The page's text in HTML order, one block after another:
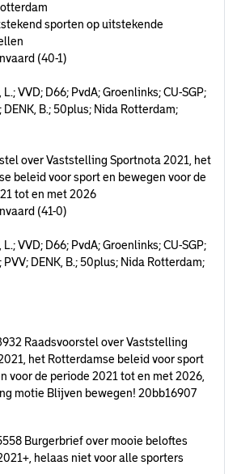
sporten op uitstekende
(40-1)
VVD; D66; PvdA; Groenlinks; CU-SGP;
DENK, B.; 50plus; Nida Rotterdam;
over Vaststelling Sportnota 2021, het
beleid voor sport en bewegen voor de
tot en met 2026
(41-0)
VVD; D66; PvdA; Groenlinks; CU-SGP;
PVV; DENK, B.; 50plus; Nida Rotterdam;
Raadsvoorstel over Vaststelling
het Rotterdamse beleid voor sport
voor de periode 2021 tot en met 2026,
motie Blijven bewegen! 20bb16907
Burgerbrief over mooie beloftes
helaas niet voor alle sporters